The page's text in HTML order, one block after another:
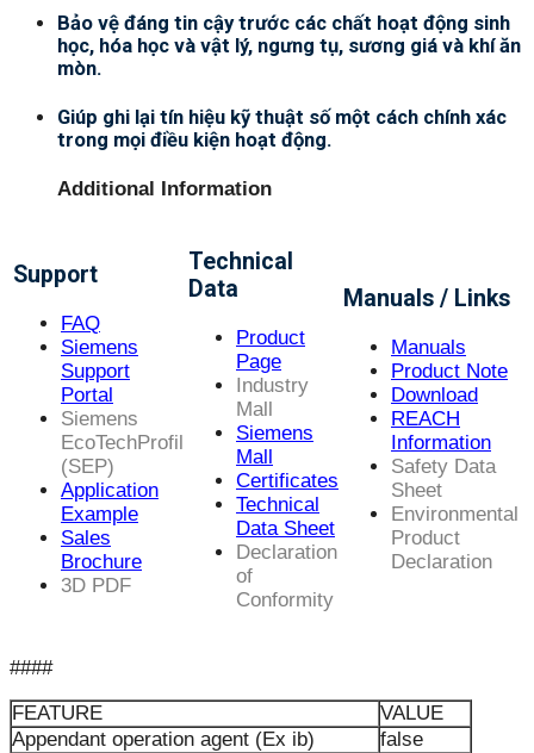
Bảo vệ đáng tin cậy trước các chất hoạt động sinh
học, hóa học và vật lý, ngưng tụ, sương giá và khí ăn
mòn.
Giúp ghi lại tín hiệu kỹ thuật số một cách chính xác
trong mọi điều kiện hoạt động.
Additional Information
Support
FAQ
Siemens
Support
Portal
Siemens
EcoTechProfil
(SEP)
Application
Example
Sales
Brochure
3D PDF
Technical
Data
Product
Page
Industry
Mall
Siemens
Mall
Certificates
Technical
Data Sheet
Declaration
of
Conformity
Manuals / Links
Manuals
Product Note
Download
REACH
Information
Safety Data
Sheet
Environmental
Product
Declaration
####
FEATURE
VALUE
Appendant operation agent (Ex ib)
false